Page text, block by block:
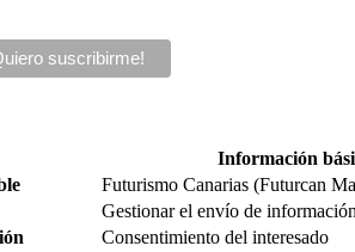
Información
Futurismo Canarias (Futurcan
Gestionar el envío de
Consentimiento del interesado